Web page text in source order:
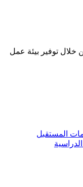
خلال توفير بيئة عمل
المستقبل